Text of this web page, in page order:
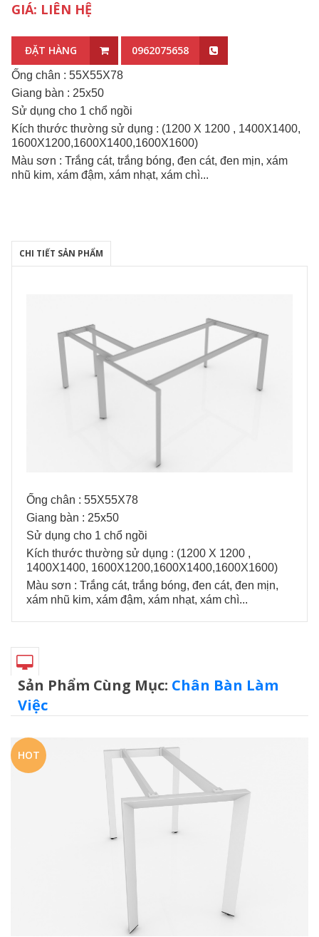
GIÁ: LIÊN HỆ
ĐẶT HÀNG 0962075658
Ống chân : 55X55X78
Giang bàn : 25x50
Sử dụng cho 1 chổ ngồi
Kích thước thường sử dụng : (1200 X 1200 , 1400X1400,
1600X1200,1600X1400,1600X1600)
Màu sơn : Trắng cát, trắng bóng, đen cát, đen mịn, xám
nhũ kim, xám đậm, xám nhạt, xám chì...
CHI TIẾT SẢN PHẨM
Ống chân : 55X55X78
Giang bàn : 25x50
Sử dụng cho 1 chổ ngồi
Kích thước thường sử dụng : (1200 X 1200 ,
1400X1400, 1600X1200,1600X1400,1600X1600)
Màu sơn : Trắng cát, trắng bóng, đen cát, đen mịn,
xám nhũ kim, xám đậm, xám nhạt, xám chì...
Sản Phẩm Cùng Mục: Chân Bàn Làm
Việc
HOT